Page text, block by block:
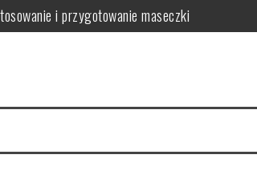
i przygotowanie maseczki
sposoby na redukcję
personalizacja i ekologia w
uszkodzeń?